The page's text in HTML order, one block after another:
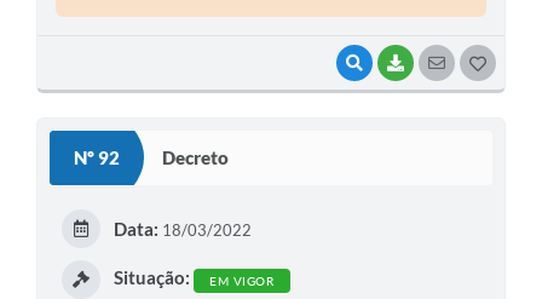
VISUALIZAR
BAIXARSEGUIR
Nº 92 Decreto
Data: 18/03/2022
Situação: EM VIGOR